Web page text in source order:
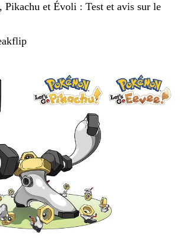
Pikachu et Évoli : Test et avis sur le